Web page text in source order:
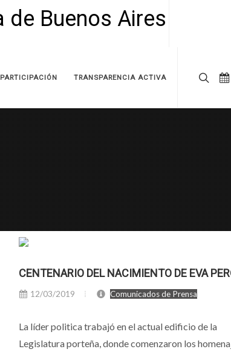
PARTICIPACIÓN TRANSPARENCIA ACTIVA
CENTENARIO DEL NACIMIENTO DE EVA
12/03/2019 Comunicados de Prensa
La líder politica trabajó en el actual edificio de la
Legislatura porteña, donde comenzaron los